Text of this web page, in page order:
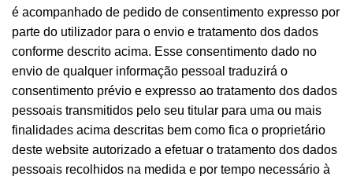
é acompanhado de pedido de consentimento expresso por
parte do utilizador para o envio e tratamento dos dados
conforme descrito acima. Esse consentimento dado no
envio de qualquer informação pessoal traduzirá o
consentimento prévio e expresso ao tratamento dos dados
pessoais transmitidos pelo seu titular para uma ou mais
finalidades acima descritas bem como fica o proprietário
deste website autorizado a efetuar o tratamento dos dados
pessoais recolhidos na medida e por tempo necessário à